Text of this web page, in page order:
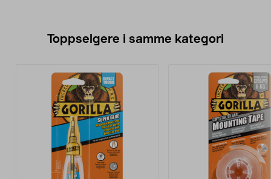
Toppselgere i samme kategori